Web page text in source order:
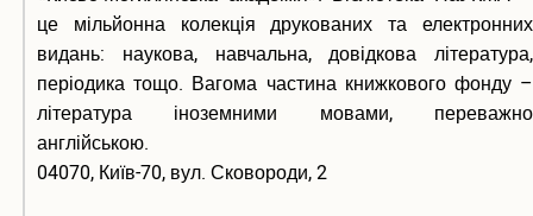
це мільйонна колекція друкованих та електронних
видань: наукова, навчальна, довідкова література,
періодика тощо. Вагома частина книжкового фонду –
література іноземними мовами, переважно
англійською.
04070, Київ-70, вул. Сковороди, 2